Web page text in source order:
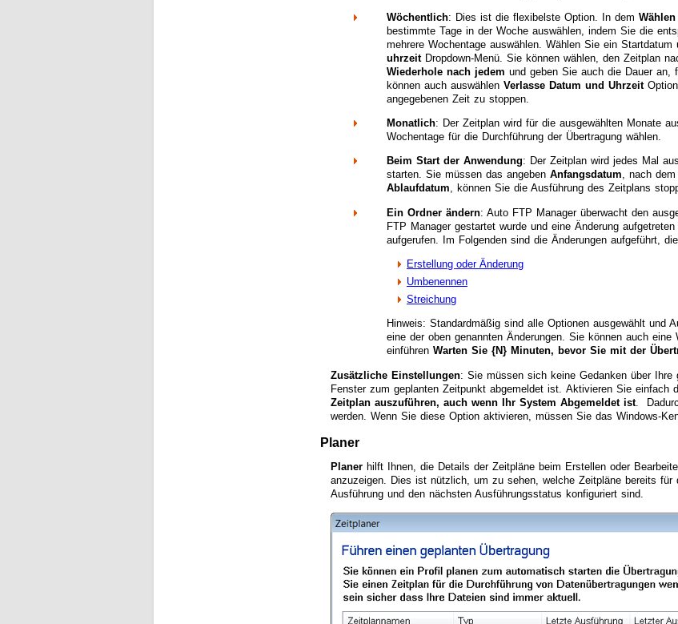
Wöchentlich: Dies ist die flexibelste Option. In dem
bestimmte Tage in der Woche auswählen, indem Sie die
mehrere Wochentage auswählen. Wählen Sie ein
uhrzeitDropdown-Menü. Sie können wählen, den Zeitplan
Wiederhole nach jedem und geben Sie auch die Dauer an,
können auch auswählen Verlasse Datum und Uhrzeit
angegebenen Zeit zu stoppen.
Monatlich: Der Zeitplan wird für die ausgewählten Monate
Wochentage für die Durchführung der Übertragung wählen.
Beim Start der Anwendung: Der Zeitplan wird jedes Mal
starten. Sie müssen das angeben Anfangsdatum, nach
Ablaufdatum, können Sie die Ausführung des Zeitplans
Ein Ordner ändern: Auto FTP Manager überwacht den
FTP Manager gestartet wurde und eine Änderung
aufgerufen. Im Folgenden sind die Änderungen aufgeführt,
Erstellung oder Änderung
Umbenennen
Streichung
Hinweis: Standardmäßig sind alle Optionen ausgewählt und
eine der oben genannten Änderungen. Sie können auch
einführen Warten Sie {N} Minuten, bevor Sie mit der
Zusätzliche Einstellungen: Sie müssen sich keine Gedanken über Ihre
Fenster zum geplanten Zeitpunkt abgemeldet ist. Aktivieren Sie einfach
Zeitplan auszuführen, auch wenn Ihr System Abgemeldet ist.
werden. Wenn Sie diese Option aktivieren, müssen Sie das Windows-
Planer
Planer hilft Ihnen, die Details der Zeitpläne beim Erstellen oder
anzuzeigen. Dies ist nützlich, um zu sehen, welche Zeitpläne bereits
Ausführung und den nächsten Ausführungsstatus konfiguriert sind.